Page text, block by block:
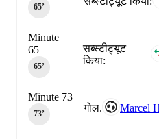
65‎’‎
सब्स्टीट्यूट
किया:
Minute
65
65‎’‎
गोल. Marcel
Minute 73
73‎’‎